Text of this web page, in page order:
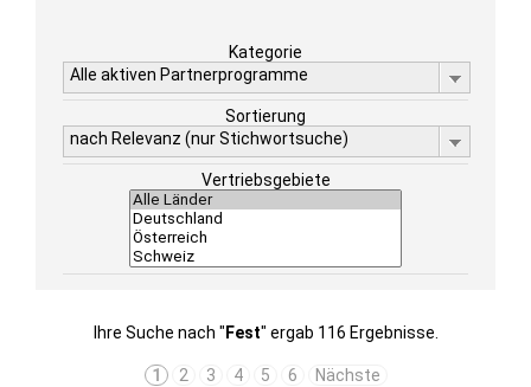
Kategorie
Alle aktiven Partnerprogramme
Sortierung
nach Relevanz (nur Stichwortsuche)
Vertriebsgebiete
Ihre Suche nach " Fest" ergab 116 Ergebnisse.
1 2 3 4 5 6 Nächste